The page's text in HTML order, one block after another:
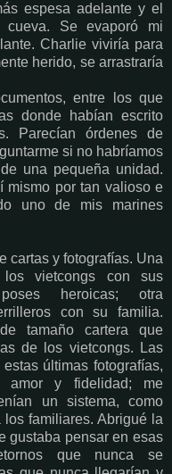
espesa adelante y el
cueva. Se evaporó mi
Charlie viviría para
herido, se arrastraría
entre los que
donde habían escrito
Parecían órdenes de
si no habríamos
una pequeña unidad.
mismo por tan valioso e
uno de mis marines
cartas y fotografías. Una
vietcongs con sus
heroicas; otra
con su familia.
tamaño cartera que
de los vietcongs. Las
últimas fotografías,
amor y fidelidad; me
un sistema, como
familiares. Abrigué la
gustaba pensar en esas
que nunca se